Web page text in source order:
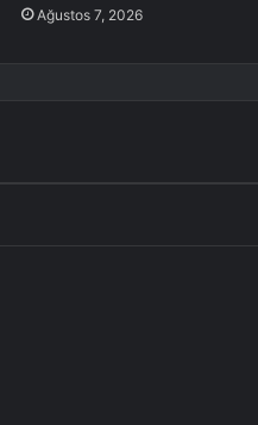
Ağustos 7, 2026